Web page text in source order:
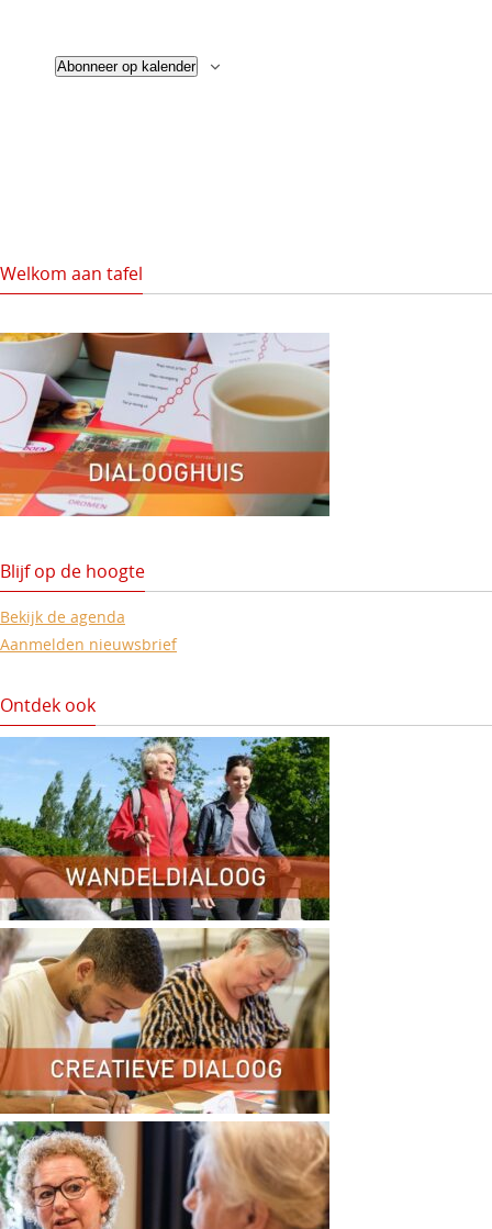
n
Abonneer op kalender
Welkom aan tafel
Blijf op de hoogte
Bekijk de agenda
Aanmelden nieuwsbrief
Ontdek ook